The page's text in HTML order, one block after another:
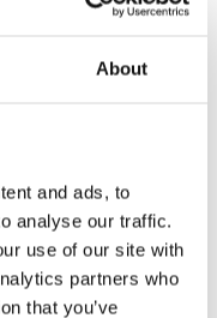
About
and ads, to
analyse our traffic.
use of our site with
partners who
that you’ve